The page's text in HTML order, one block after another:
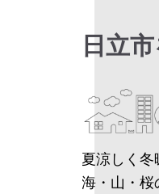
日立
夏涼しく冬
海・山・桜